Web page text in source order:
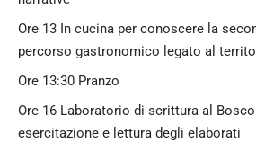
Ore 13 In cucina per conoscere la
percorso gastronomico legato al
Ore 13:30 Pranzo
Ore 16 Laboratorio di scrittura al Bosco
esercitazione e lettura degli elaborati